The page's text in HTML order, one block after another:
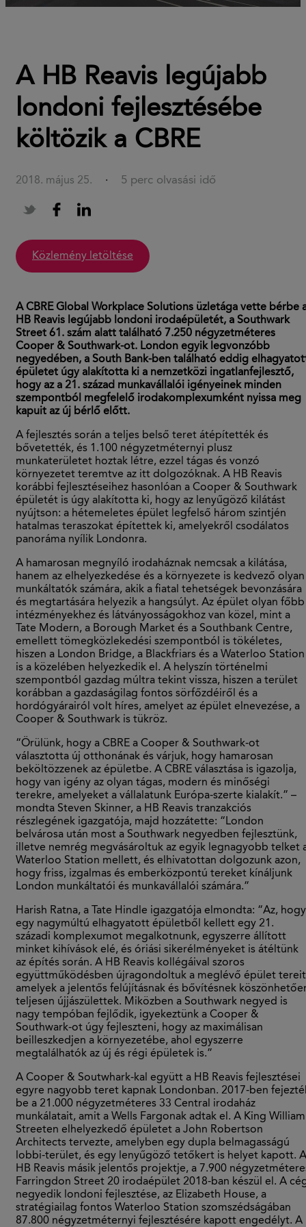
A HB Reavis legújabb
londoni fejlesztésébe
költözik a CBRE
2018. május 25. · 5 perc olvasási idő
közlemény letöltése
A CBRE Global Workplace Solutions üzletága vette bérbe
HB Reavis legújabb londoni irodaépületét, a Southwark
Street 61. szám alatt található 7.250 négyzetméteres
Cooper & Southwark-ot. London egyik legvonzóbb
negyedében, a South Bank-ben található eddig
épületet úgy alakította ki a nemzetközi ingatlanfejlesztő,
hogy az a 21. század munkavállalói igényeinek minden
szempontból megfelelő irodakomplexumként nyissa meg
kapuit az új bérlő előtt.
A fejlesztés során a teljes belső teret átépítették és
bővetették, és 1.100 négyzetméternyi plusz
munkaterületet hoztak létre, ezzel tágas és vonzó
környezetet teremtve az itt dolgozóknak. A HB Reavis
korábbi fejlesztéseihez hasonlóan a Cooper & Southwark
épületét is úgy alakította ki, hogy az lenyűgöző kilátást
nyújtson: a hétemeletes épület legfelső három szintjén
hatalmas teraszokat építettek ki, amelyekről csodálatos
panoráma nyílik Londonra.
A hamarosan megnyíló irodaháznak nemcsak a kilátása,
hanem az elhelyezkedése és a környezete is kedvező olyan
munkáltatók számára, akik a fiatal tehetségek bevonzására
és megtartására helyezik a hangsúlyt. Az épület olyan főbb
intézményekhez és látványosságokhoz van közel, mint a
Tate Modern, a Borough Market és a Southbank Centre,
emellett tömegközlekedési szempontból is tökéletes,
hiszen a London Bridge, a Blackfriars és a Waterloo Station
is a közelében helyezkedik el. A helyszín történelmi
szempontból gazdag múltra tekint vissza, hiszen a terület
korábban a gazdaságilag fontos sörfőzdéiről és a
hordógyárairól volt híres, amelyet az épület elnevezése, a
Cooper & Southwark is tükröz.
“Örülünk, hogy a CBRE a Cooper & Southwark-ot
választotta új otthonának és várjuk, hogy hamarosan
beköltözzenek az épületbe. A CBRE választása is igazolja,
hogy van igény az olyan tágas, modern és minőségi
terekre, amelyeket a vállalatunk Európa-szerte kialakít.” –
mondta Steven Skinner, a HB Reavis tranzakciós
részlegének igazgatója, majd hozzátette: “London
belvárosa után most a Southwark negyedben fejlesztünk,
illetve nemrég megvásároltuk az egyik legnagyobb telket
Waterloo Station mellett, és elhivatottan dolgozunk azon,
hogy friss, izgalmas és emberközpontú tereket kínáljunk
London munkáltatói és munkavállalói számára.”
Harish Ratna, a Tate Hindle igazgatója elmondta: “Az, hogy
egy nagymúltú elhagyatott épületből kellett egy 21.
századi komplexumot megalkotnunk, egyszerre állított
minket kihívások elé, és óriási sikerélményeket is átéltünk
az építés során. A HB Reavis kollégáival szoros
együttműködésben újragondoltuk a meglévő épület
amelyek a jelentős felújításnak és bővítésnek
teljesen újjászülettek. Miközben a Southwark negyed is
nagy tempóban fejlődik, igyekeztünk a Cooper &
Southwark-ot úgy fejleszteni, hogy az maximálisan
beilleszkedjen a környezetébe, ahol egyszerre
megtalálhatók az új és régi épületek is.”
A Cooper & Soutwhark-kal együtt a HB Reavis fejlesztései
egyre nagyobb teret kapnak Londonban. 2017-ben
be a 21.000 négyzetméteres 33 Central irodaház
munkálatait, amit a Wells Fargonak adtak el. A King William
Streeten elhelyezkedő épületet a John Robertson
Architects tervezte, amelyben egy dupla belmagasságú
lobbi-terület, és egy lenyűgöző tetőkert is helyet kapott. A
HB Reavis másik jelentős projektje, a 7.900
Farringdon Street 20 irodaépület 2018-ban készül el. A
negyedik londoni fejlesztése, az Elizabeth House, a
stratégiailag fontos Waterloo Station szomszédságában
87.800 négyzetméternyi fejlesztésére kapott engedélyt. A